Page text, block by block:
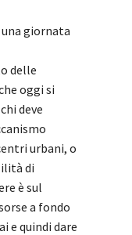
giornata
delle
oggi si
deve
urbani, o
di
è sul
a fondo
e quindi dare